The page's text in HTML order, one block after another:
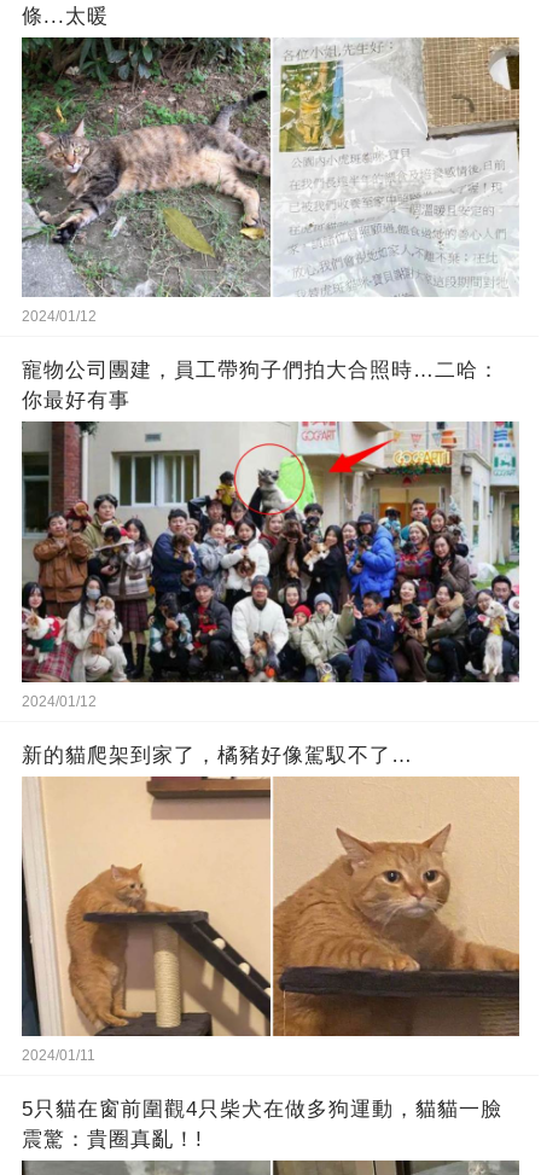
條...太暖
2024/01/12
寵物公司團建，員工帶狗子們拍大合照時…二哈：
你最好有事
2024/01/12
新的貓爬架到家了，橘豬好像駕馭不了…
2024/01/11
5只貓在窗前圍觀4只柴犬在做多狗運動，貓貓一臉
震驚：貴圈真亂！!